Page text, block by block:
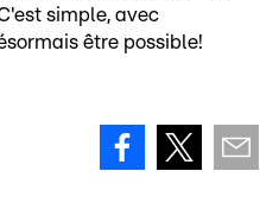
simple, avec
être possible!